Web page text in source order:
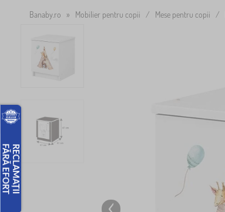
Banaby.ro » Mobilier pentru copii / Mese pentru copii /